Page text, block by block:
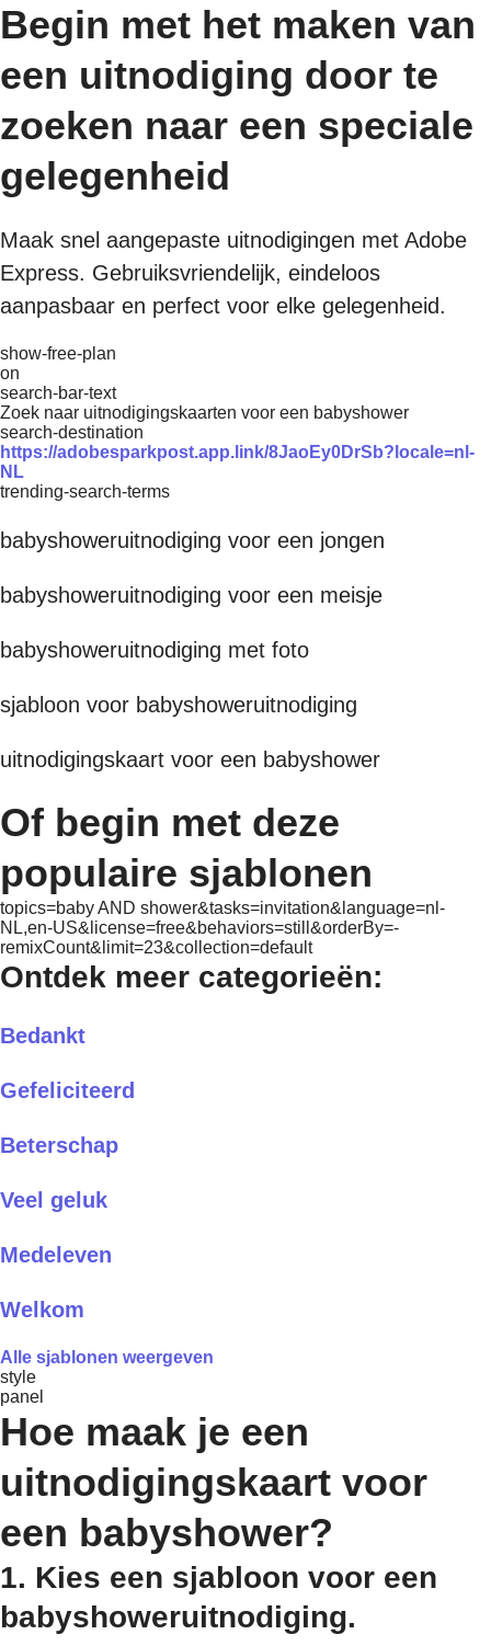
Begin met het maken van
een uitnodiging door te
zoeken naar een speciale
gelegenheid
Maak snel aangepaste uitnodigingen met Adobe
Express. Gebruiksvriendelijk, eindeloos
aanpasbaar en perfect voor elke gelegenheid.
show-free-plan
on
search-bar-text
Zoek naar uitnodigingskaarten voor een babyshower
search-destination
https://adobesparkpost.app.link/8JaoEy0DrSb?locale=nl-
NL
trending-search-terms
babyshoweruitnodiging voor een jongen
babyshoweruitnodiging voor een meisje
babyshoweruitnodiging met foto
sjabloon voor babyshoweruitnodiging
uitnodigingskaart voor een babyshower
Of begin met deze
populaire sjablonen
topics=baby AND shower&tasks=invitation&language=nl-
NL,en-US&license=free&behaviors=still&orderBy=-
remixCount&limit=23&collection=default
Ontdek meer categorieën:
Bedankt
Gefeliciteerd
Beterschap
Veel geluk
Medeleven
Welkom
Alle sjablonen weergeven
style
panel
Hoe maak je een
uitnodigingskaart voor
een babyshower?
1. Kies een sjabloon voor een
babyshoweruitnodiging.